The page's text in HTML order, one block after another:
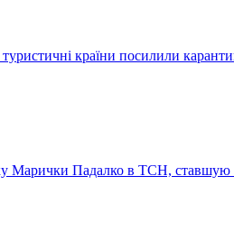
країни посилили
Марички Падалко в ТСН, ставшую